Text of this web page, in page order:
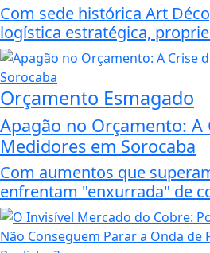
Com sede histórica Art
logística estratégica,
Orçamento Esmagado
Apagão no Orçamento: A
Medidores em Sorocaba
Com aumentos que
enfrentam "enxurrada" de